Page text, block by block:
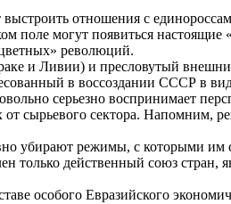
отношения с
поле могут появиться
революций.
и Ливии) и пресловутый
в воссоздании СССР в
серьезно воспринимает
сырьевого сектора. Напомним,
режимы, с которыми им
только действенный союз
особого Евразийского